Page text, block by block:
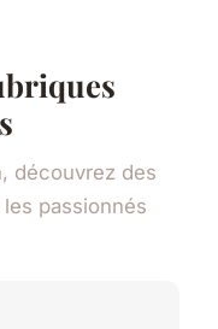
découvrez des
passionnés